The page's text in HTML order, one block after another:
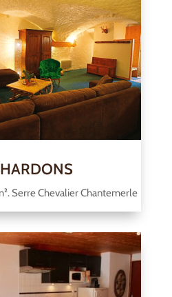
Serre Chevalier Chantemerle